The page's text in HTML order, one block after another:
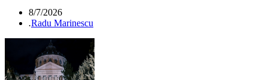
8/7/2026
.Radu Marinescu